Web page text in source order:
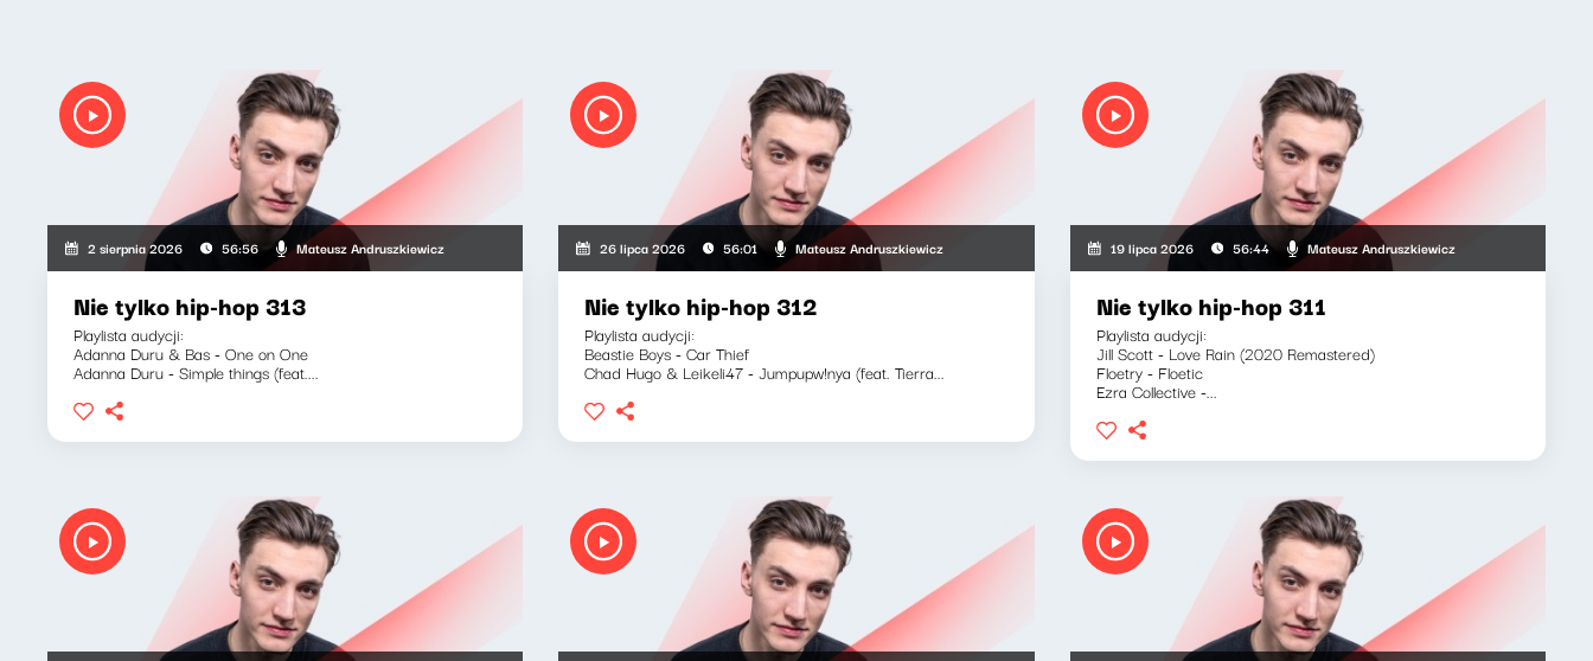
2 sierpnia 2026 56:56 Mateusz Andruszkiewicz
Nie tylko hip-hop 313
Playlista audycji:
Adanna Duru & Bas - One on One
Adanna Duru - Simple things (feat....
26 lipca 2026 56:01 Mateusz Andruszkiewicz
Nie tylko hip-hop 312
Playlista audycji:
Beastie Boys - Car Thief
Chad Hugo & Leikeli47 - Jumpupw!nya (feat. Tierra...
19 lipca 2026 56:44 Mateusz Andruszkiewicz
Nie tylko hip-hop 311
Playlista audycji:
Jill Scott - Love Rain (2020 Remastered)
Floetry - Floetic
Ezra Collective -...